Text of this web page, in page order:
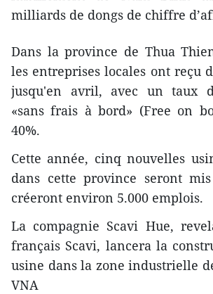
milliards de dongs de chiffre
Dans la province de Thua
les entreprises locales ont reçu
jusqu'en avril, avec un taux
«sans frais à bord» (Free on
40%.
Cette année, cinq nouvelles
dans cette province seront
créeront environ 5.000 ​emplois.
La compagnie Scavi Hue,
français Scavi, lancera la
usine dans la zone industrielle
VNA